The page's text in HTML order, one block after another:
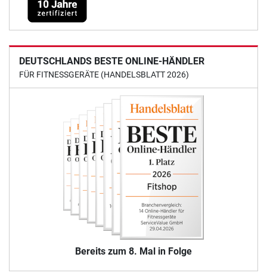
DEUTSCHLANDS BESTE ONLINE-HÄNDLER
FÜR FITNESSGERÄTE (HANDELSBLATT 2026)
Bereits zum 8. Mal in Folge